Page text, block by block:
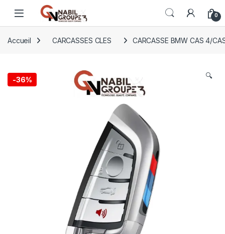
Open 0
Accueil CARCASSES CLES CARCASSE BMW CAS 4/
-36% 🔍